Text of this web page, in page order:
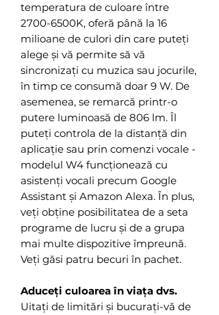
temperatura de culoare între
2700-6500K, oferă până la 16
milioane de culori din care puteți
alege și vă permite să vă
sincronizați cu muzica sau jocurile,
în timp ce consumă doar 9 W. De
asemenea, se remarcă printr-o
putere luminoasă de 806 lm. Îl
puteți controla de la distanță din
aplicație sau prin comenzi vocale -
modelul W4 funcționează cu
asistenți vocali precum Google
Assistant și Amazon Alexa. În plus,
veți obține posibilitatea de a seta
programe de lucru și de a grupa
mai multe dispozitive împreună.
Veți găsi patru becuri în pachet.
Aduceți culoarea în viața dvs.
Uitați de limitări și bucurați-vă de